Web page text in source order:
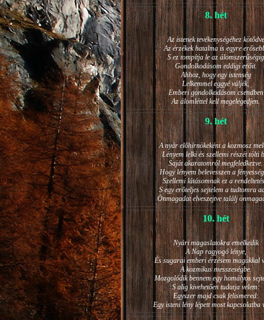
8. hét
Az istenek tevékenységéhez kötődve
Az érzékek hatalma is egyre
S ez tompítja le az álomszerűségig
Gondolkodásom eddigi erőit.
Ahhoz, hogy egy istenség
Lelkemmel eggyé váljék,
Emberi gondolkodásom csendben
Az álomléttel kell megelégedjen.
9. hét
A nyár előhírnökeként a kozmosz
Lényem lelki és szellemi részét tölti
Saját akaratomról megfeledkezve.
Hogy lényem belevesszen a
Szellemi látásomnak ez a
S egy erőteljes sejtelem a tudtomra
Önmagadat elveszejtve találj
10. hét
Nyári magaslatokra emelkedik
A Nap ragyogó lénye,
És sugarai emberi érzésem magukkal
A kozmikus messzeségbe.
Mozgolódik bennem egy homályos
S alig kivehetően tudatja velem:
Egyszer majd csak felismered:
Egy isteni lény lépett most kapcsolatba